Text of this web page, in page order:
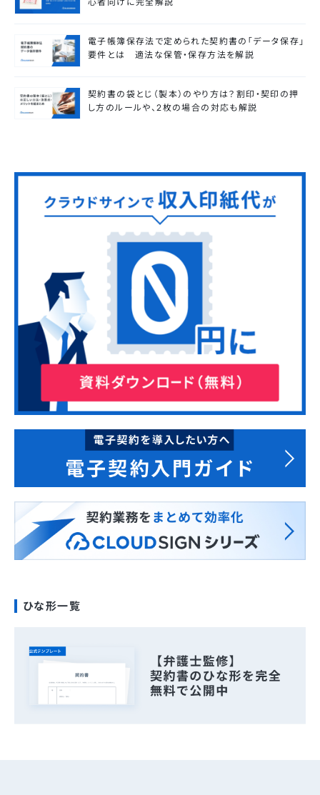
電子帳簿保存法で定められた契約書の「データ保存」
要件とは 適法な保管・保存方法を解説
契約書の袋とじ（製本）のやり方は？割印・契印の押
し方のルールや、2枚の場合の対応も解説
ひな形一覧